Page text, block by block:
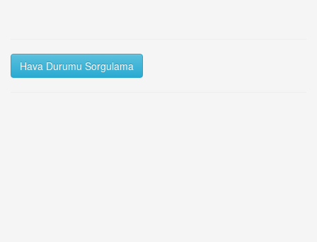
Hava Durumu Sorgulama